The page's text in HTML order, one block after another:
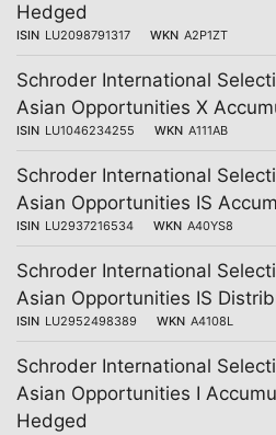
Hedged
ISIN LU2098791317 WKN A2P1ZT
Schroder International
Asian Opportunities X
ISIN LU1046234255 WKN A111AB
Schroder International
Asian Opportunities IS
ISIN LU2937216534 WKN A40YS8
Schroder International
Asian Opportunities IS
ISIN LU2952498389 WKN A4108L
Schroder International
Asian Opportunities I
Hedged